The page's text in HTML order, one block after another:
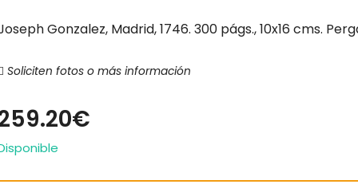
Gonzalez, Madrid, 1746. 300 págs., 10x16 cms.
Soliciten fotos o más información